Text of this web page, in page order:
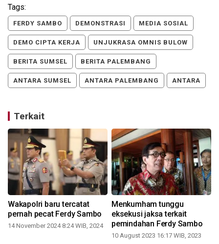
Tags:
FERDY SAMBO DEMONSTRASI MEDIA SOSIAL
DEMO CIPTA KERJA UNJUKRASA OMNIS BULOW
BERITA SUMSEL BERITA PALEMBANG
ANTARA SUMSEL ANTARA PALEMBANG ANTARA
Terkait
Wakapolri baru tercatat
pernah pecat Ferdy Sambo
14 November 2024 8:24 WIB, 2024
Menkumham tunggu
eksekusi jaksa terkait
pemindahan Ferdy Sambo
10 August 2023 16:17 WIB, 2023